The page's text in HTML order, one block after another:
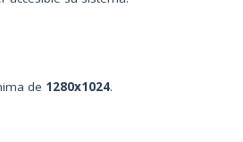
de 1280x1024.